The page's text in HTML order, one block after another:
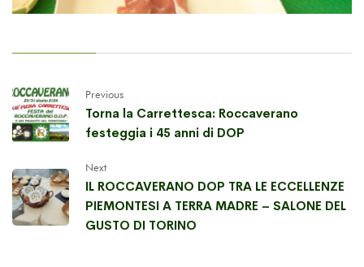
Previous
Torna la Carrettesca: Roccaverano
festeggia i 45 anni di DOP
Next
IL ROCCAVERANO DOP TRA LE ECCELLENZE
PIEMONTESI A TERRA MADRE – SALONE DEL
GUSTO DI TORINO